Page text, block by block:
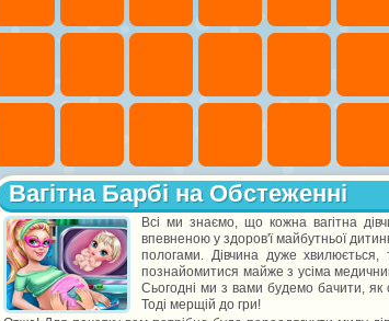
Вагітна Барбі на Обстеженні
Всі ми знаємо, що кожна вагітна
впевненою у здоров'ї майбутньої
пологами. Дівчина дуже
познайомитися майже з усіма
Сьогодні ми з вами будемо бачити, як
Тоді мерщій до гри!